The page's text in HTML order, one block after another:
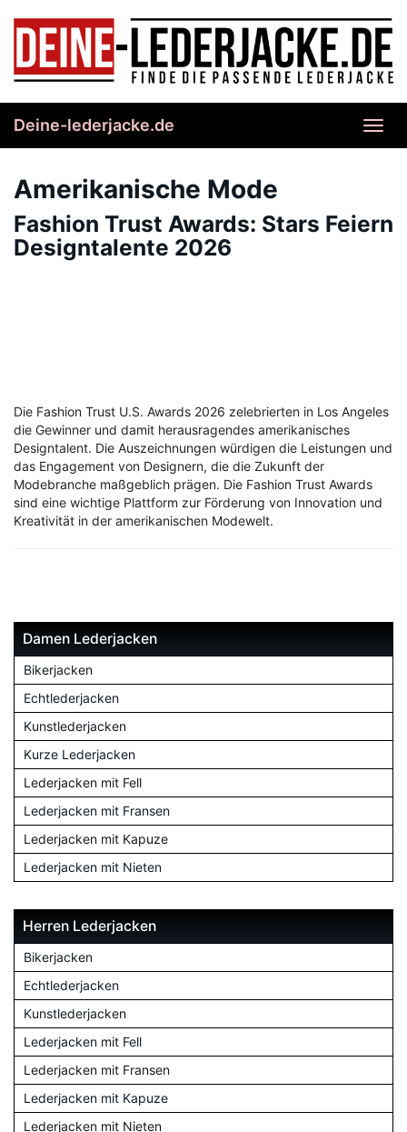
content
Deine-lederjacke.de
Amerikanische Mode
Fashion Trust Awards: Stars Feiern
Designtalente 2026
Die Fashion Trust U.S. Awards 2026 zelebrierten in Los Angeles
die Gewinner und damit herausragendes amerikanisches
Designtalent. Die Auszeichnungen würdigen die Leistungen und
das Engagement von Designern, die die Zukunft der
Modebranche maßgeblich prägen. Die Fashion Trust Awards
sind eine wichtige Plattform zur Förderung von Innovation und
Kreativität in der amerikanischen Modewelt.
Damen Lederjacken
Bikerjacken
Echtlederjacken
Kunstlederjacken
Kurze Lederjacken
Lederjacken mit Fell
Lederjacken mit Fransen
Lederjacken mit Kapuze
Lederjacken mit Nieten
Herren Lederjacken
Bikerjacken
Echtlederjacken
Kunstlederjacken
Lederjacken mit Fell
Lederjacken mit Fransen
Lederjacken mit Kapuze
Lederjacken mit Nieten